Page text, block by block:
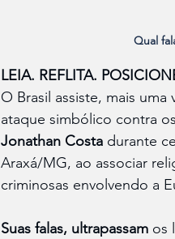
Qual
LEIA. REFLITA.
O Brasil assiste, mais
ataque simbólico contra
Jonathan Costa durante
Araxá/MG, ao associar
criminosas envolvendo a
Suas falas, ultrapassam os